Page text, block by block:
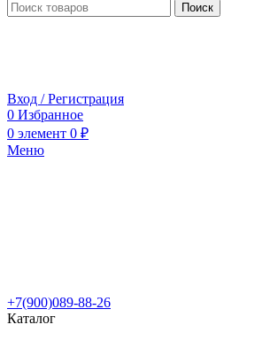
Поиск
Вход / Регистрация
0 Избранное
0 элемент 0 ₽
Меню
+7(900)089-88-26
Каталог